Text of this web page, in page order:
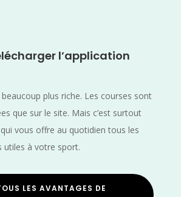
l’application
beaucoup plus riche. Les courses sont
que sur le site. Mais c’est surtout
vous offre au quotidien tous les
utiles à votre sport.
LES AVANTAGES DE